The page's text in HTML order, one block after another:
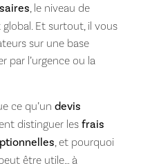
, le niveau de
Et surtout, il vous
sur une base
par l’urgence ou la
ce qu’un devis
distinguer les frais
, et pourquoi
être utile… à